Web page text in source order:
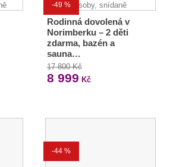
-49 %
Rodinná dovolená v
Norimberku – 2 děti
zdarma, bazén a
sauna…
17 800 Kč
8 999 Kč
-44 %